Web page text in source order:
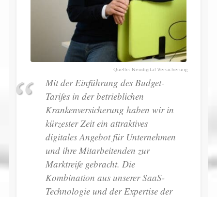
Neodigital Versicherung
Mit der Einführung des Budget-
Tarifes in der betrieblichen
Krankenversicherung haben wir in
kürzester Zeit ein attraktives
digitales Angebot für Unternehmen
und ihre Mitarbeitenden zur
Marktreife gebracht. Die
Kombination aus unserer SaaS-
Technologie und der Expertise der